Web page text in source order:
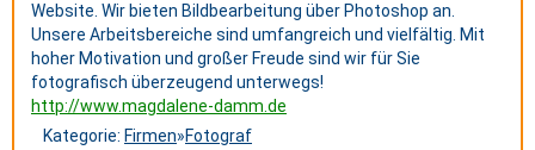
Website. Wir bieten Bildbearbeitung über Photoshop an.
Unsere Arbeitsbereiche sind umfangreich und vielfältig. Mit
hoher Motivation und großer Freude sind wir für Sie
fotografisch überzeugend unterwegs!
http://www.magdalene-damm.de
Kategorie: Firmen»Fotograf